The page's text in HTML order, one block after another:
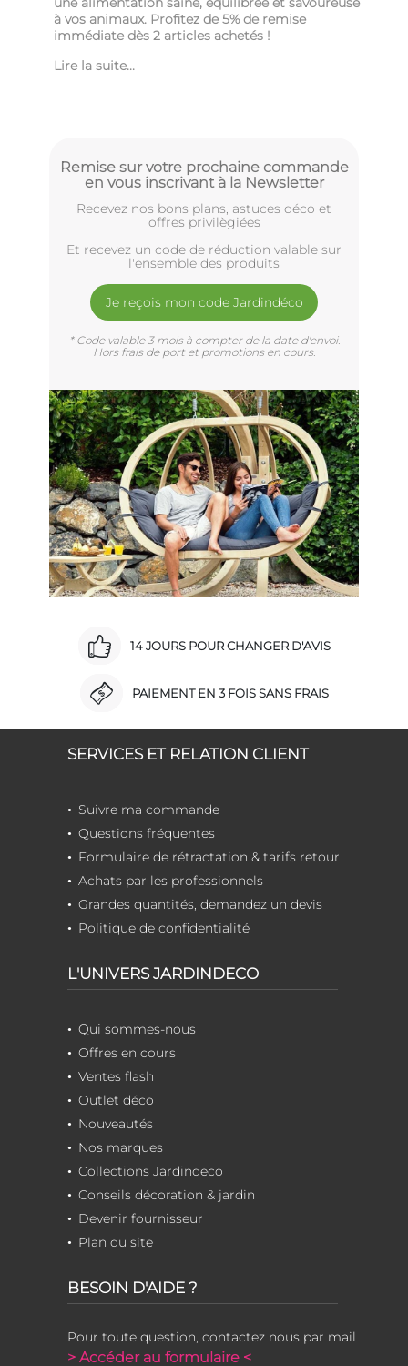
à vos animaux. Profitez de 5% de remise
immédiate dès 2 articles achetés !
Lire la suite...
Remise sur votre prochaine commande
en vous inscrivant à la Newsletter
Recevez nos bons plans, astuces déco et
offres privilègiées
Et recevez un code de réduction valable sur
l'ensemble des produits
Je reçois mon code Jardindéco
* Code valable 3 mois à compter de la date d'envoi.
Hors frais de port et promotions en cours.
14 JOURS POUR CHANGER D'AVIS
PAIEMENT EN 3 FOIS SANS FRAIS
SERVICES ET RELATION CLIENT
Suivre ma commande
Questions fréquentes
Formulaire de rétractation & tarifs retour
Achats par les professionnels
Grandes quantités, demandez un devis
Politique de confidentialité
L'UNIVERS JARDINDECO
Qui sommes-nous
Offres en cours
Ventes flash
Outlet déco
Nouveautés
Nos marques
Collections Jardindeco
Conseils décoration & jardin
Devenir fournisseur
Plan du site
BESOIN D'AIDE ?
Pour toute question, contactez nous par mail
> Accéder au formulaire <